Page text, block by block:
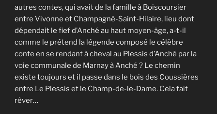
autres contes, qui avait de la famille à Boiscoursier
entre Vivonne et Champagné-Saint-Hilaire, lieu dont
dépendait le fief d’Anché au haut moyen-âge, a-t-il
comme le prétend la légende composé le célèbre
conte en se rendant à cheval au Plessis d’Anché par la
voie communale de Marnay à Anché ? Le chemin
existe toujours et il passe dans le bois des Coussières
entre Le Plessis et le Champ-de-le-Dame. Cela fait
rêver…